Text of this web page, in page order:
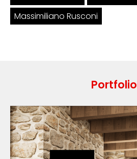
Massimiliano Rusconi
Portfolio